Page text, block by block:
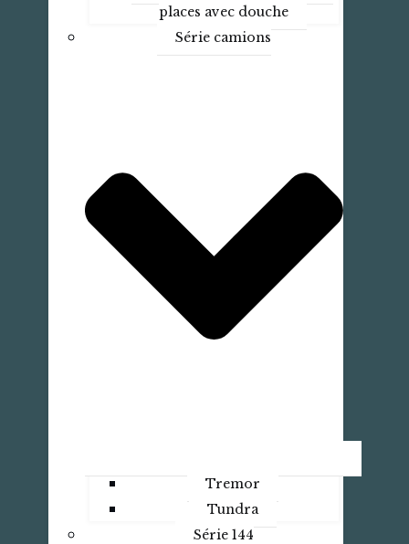
places avec douche
Série camions
Tremor
Tundra
Série 144